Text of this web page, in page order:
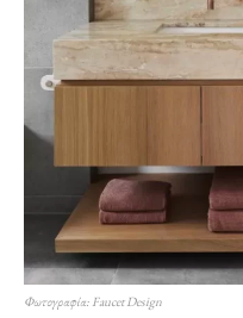
Φωτογραφία: Faucet Design